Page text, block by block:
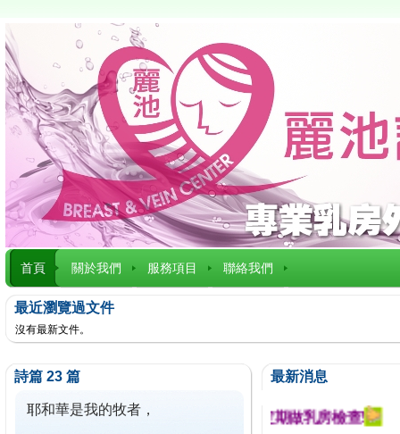
首頁 關於我們 服務項目 聯絡我們
最近瀏覽過文件
沒有最新文件。
詩篇 23 篇
耶和華是我的牧者，
最新消息
迄今已篩檢出1700位乳癌患者,提醒您定期做乳房檢查!